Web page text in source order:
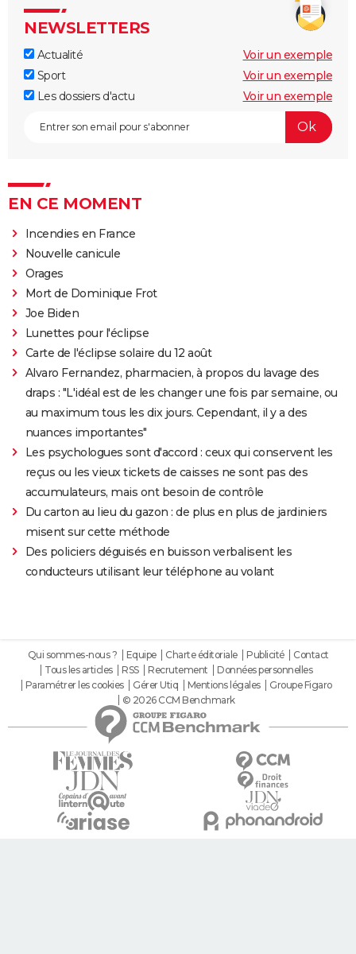
NEWSLETTERS
Actualité
Voir un exemple
Sport
Voir un exemple
Les dossiers d'actu
Voir un exemple
EN CE MOMENT
Incendies en France
Nouvelle canicule
Orages
Mort de Dominique Frot
Joe Biden
Lunettes pour l'éclipse
Carte de l'éclipse solaire du 12 août
Alvaro Fernandez, pharmacien, à propos du lavage des
draps : "L'idéal est de les changer une fois par semaine, ou
au maximum tous les dix jours. Cependant, il y a des
nuances importantes"
Les psychologues sont d'accord : ceux qui conservent les
reçus ou les vieux tickets de caisses ne sont pas des
accumulateurs, mais ont besoin de contrôle
Du carton au lieu du gazon : de plus en plus de jardiniers
misent sur cette méthode
Des policiers déguisés en buisson verbalisent les
conducteurs utilisant leur téléphone au volant
Qui sommes-nous ? Equipe Charte éditoriale Publicité
Contact
Tous les articles
RSS Recrutement
Données personnelles
Paramétrer les cookies
Gérer Utiq Mentions légales
Groupe Figaro
© 2026 CCM Benchmark